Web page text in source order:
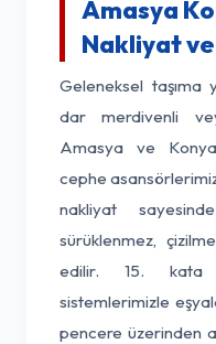
Amasya
Nakliyat
Geleneksel taşıma
dar merdivenli
Amasya ve
cephe
nakliyat
sürüklenmez,
edilir. 15. kata
sistemlerimizle
pencere üzerinden